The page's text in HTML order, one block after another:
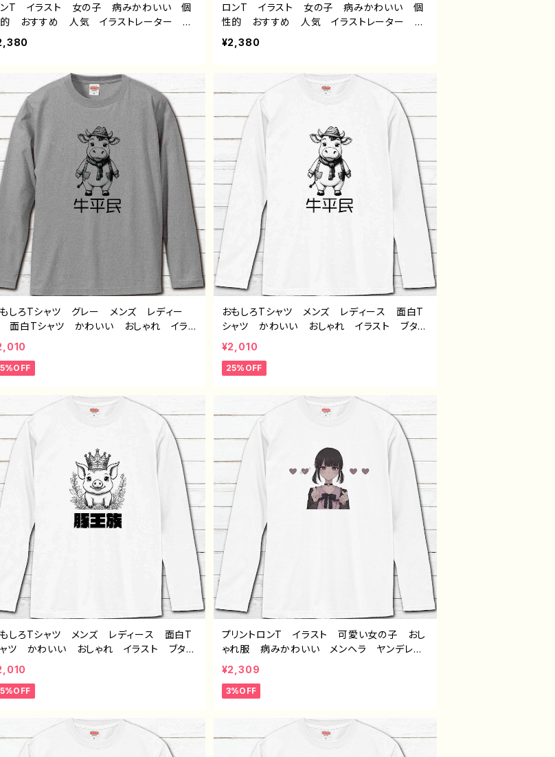
T イラスト 女の子 病みかわいい 個
おすすめ 人気 イラストレーター 絵
クリエイター 長袖Tシャツ ロングTシャ
タイトル： 捕食系メイド 作：ようか
ロンT イラスト 女の子 病みかわいい 個
性的 おすすめ 人気 イラストレーター 絵
師 クリエイター 長袖Tシャツ ロングTシャ
ツ タイトル： ドジっ子メイド 作：ようか
¥2,380
しろTシャツ グレー メンズ レディー
面白Tシャツ かわいい おしゃれ イラ
ブタ 動物 ゆるかわ ゆるい ユニー
ネタ系 オリジナルキャラクター おすす
個性的 人気 イラストレーター クリエ
半袖シャツ デザイン コラボ グッズ
Tシャツ ロングTシャツ タイトル：牛平
（グレー） 作：んごミック C-3
おもしろTシャツ メンズ レディース 面白T
シャツ かわいい おしゃれ イラスト ブタ
動物 ゆるかわ ゆるい ユニーク ネタ系
オリジナルキャラクター おすすめ 個性的
人気 イラストレーター クリエイター 絵
ツ デザイン コラボ グッズ 長袖Tシャ
ツ ロングTシャツ タイトル：牛平民（ホワイ
ト） 作：んごミック C-3
¥2,010
25%OFF
しろTシャツ メンズ レディース 面白T
ツ かわいい おしゃれ イラスト ブタ
ゆるかわ ゆるい ユニーク ネタ系
リジナルキャラクター おすすめ 個性的
気 イラストレーター クリエイター 絵
デザイン コラボ グッズ 長袖Tシャ
ロングTシャツ タイトル：豚王族（ホワイ
） 作：んごミック C-3
プリントロンT イラスト 可愛い女の子 おし
ゃれ服 病みかわいい メンヘラ ヤンデレ
指ハート 個性的 おすすめ 黒髪 ショート
カット おさげ 人気 イラストレーター 絵
師 クリエイター 長袖Tシャツ ロングTシャ
つるせpattern37 作：つるせ E-4
¥2,309
3%OFF